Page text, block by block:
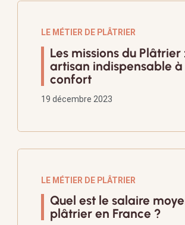
LE MÉTIER DE PLÂTRIER
Les missions du Plâtrier
artisan indispensable
confort
19 décembre 2023
LE MÉTIER DE PLÂTRIER
Quel est le salaire
plâtrier en France ?